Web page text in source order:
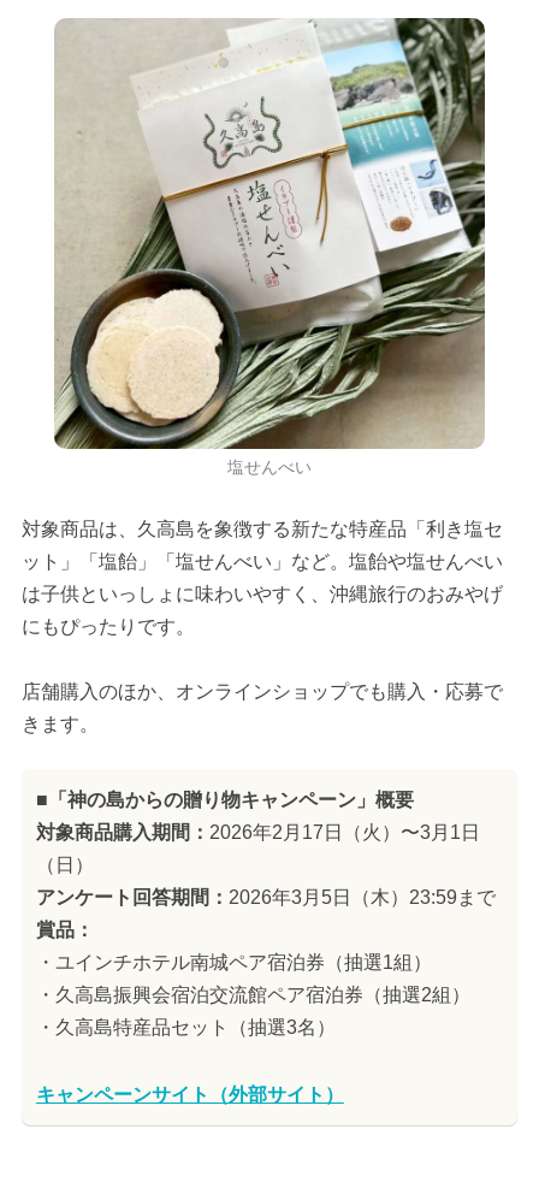
塩せんべい
対象商品は、久高島を象徴する新たな特産品「利き塩セ
ット」「塩飴」「塩せんべい」など。塩飴や塩せんべい
は子供といっしょに味わいやすく、沖縄旅行のおみやげ
にもぴったりです。
店舗購入のほか、オンラインショップでも購入・応募で
きます。
■「神の島からの贈り物キャンペーン」概要
対象商品購入期間： 2026年2月17日（火）〜3月1日
（日）
アンケート回答期間： 2026年3月5日（木）23:59まで
賞品：
・ユインチホテル南城ペア宿泊券（抽選1組）
・久高島振興会宿泊交流館ペア宿泊券（抽選2組）
・久高島特産品セット（抽選3名）
キャンペーンサイト（外部サイト）